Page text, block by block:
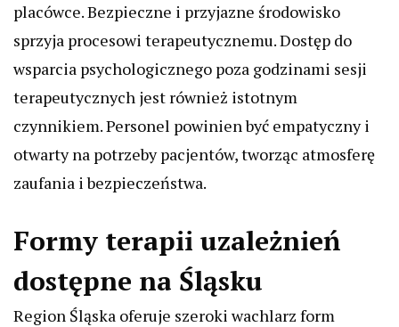
placówce. Bezpieczne i przyjazne środowisko
sprzyja procesowi terapeutycznemu. Dostęp do
wsparcia psychologicznego poza godzinami sesji
terapeutycznych jest również istotnym
czynnikiem. Personel powinien być empatyczny i
otwarty na potrzeby pacjentów, tworząc atmosferę
zaufania i bezpieczeństwa.
Formy terapii uzależnień
dostępne na Śląsku
Region Śląska oferuje szeroki wachlarz form